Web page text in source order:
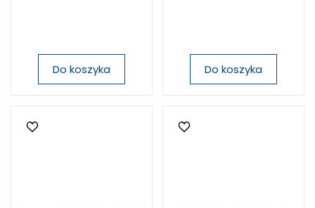
Do koszyka Do koszyka